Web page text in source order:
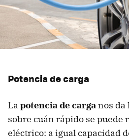
Potencia de carga
La potencia de carga nos
sobre cuán rápido se puede
eléctrico: a igual capacidad